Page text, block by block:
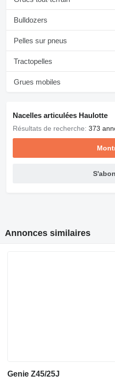
Bulldozers
Pelles sur pneus
Tractopelles
Grues mobiles
Nacelles articulées Haulotte
Résultats de recherche: 373
Annonces similaires
Genie Z45/25J